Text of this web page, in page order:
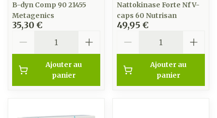
B-dyn Comp 90 21455
Metagenics
35,30 €
Ajouter au
panier
Nattokinase Forte Nf V-
caps 60 Nutrisan
49,95 €
Ajouter au
panier